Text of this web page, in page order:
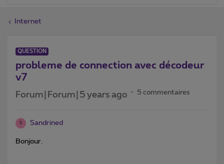
Internet
QUESTION
probleme de connection avec décodeur
v7
Forum|Forum|5 years ago 5 commentaires
S Sandrined
Bonjour.